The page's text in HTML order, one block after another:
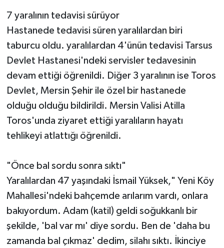
7 yaralının tedavisi sürüyor
Hastanede tedavisi süren yaralılardan biri
taburcu oldu. yaralılardan 4'ünün tedavisi Tarsus
Devlet Hastanesi'ndeki servisler tedavesinin
devam ettiği öğrenildi. Diğer 3 yaralının ise Toros
Devlet, Mersin Şehir ile özel bir hastanede
olduğu olduğu bildirildi. Mersin Valisi Atilla
Toros'unda ziyaret ettiği yaralıların hayatı
tehlikeyi atlattığı öğrenildi.
"Önce bal sordu sonra sıktı"
Yaralılardan 47 yaşındaki İsmail Yüksek," Yeni Köy
Mahallesi'ndeki bahçemde arılarım vardı, onlara
bakıyordum. Adam (katil) geldi soğukkanlı bir
şekilde, 'bal var mı' diye sordu. Ben de 'daha bu
zamanda bal çıkmaz' dedim, silahı sıktı. İkinciye